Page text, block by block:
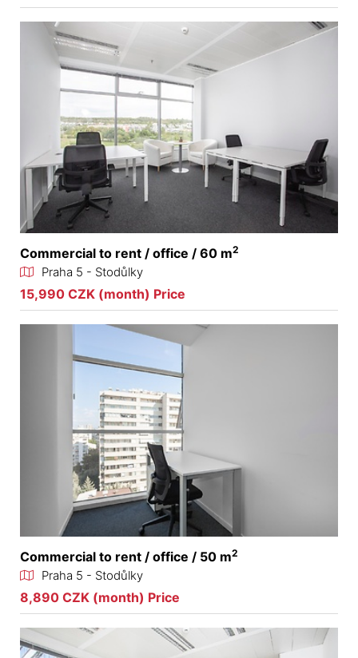
Commercial to rent / office / 60 m2
Praha 5 - Stodůlky
15,990 CZK (month) Price
Commercial to rent / office / 50 m2
Praha 5 - Stodůlky
8,890 CZK (month) Price